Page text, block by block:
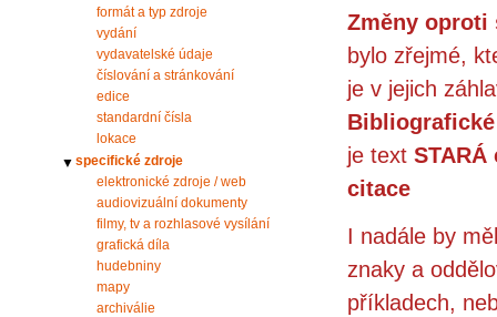
formát a typ zdroje
vydání
vydavatelské údaje
číslování a stránkování
edice
standardní čísla
lokace
▼ specifické zdroje
elektronické zdroje / web
audiovizuální dokumenty
filmy, tv a rozhlasové vysílání
grafická díla
hudebniny
mapy
archiválie
Změny oproti
bylo zřejmé,
je v jejich
je text
citace
I nadále by
znaky a
příkladech,